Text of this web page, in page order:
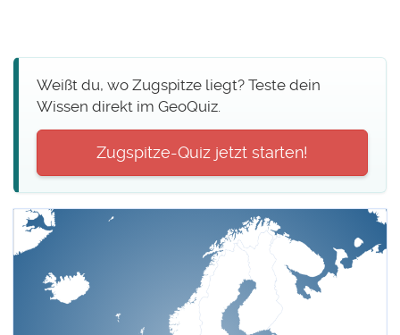
Weißt du, wo Zugspitze liegt? Teste dein
Wissen direkt im GeoQuiz.
Zugspitze-Quiz jetzt starten!